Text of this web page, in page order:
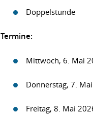
Doppelstunde
Termine:
Mittwoch, 6. Mai
Donnerstag, 7.
Freitag, 8. Mai